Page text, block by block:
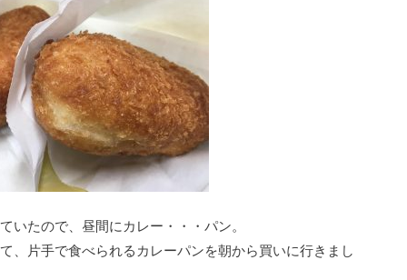
いたので、昼間にカレー・・・パン。
、片手で食べられるカレーパンを朝から買いに行きまし